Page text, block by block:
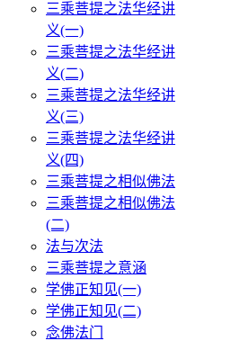
三乘菩提之法华经讲
义(一)
三乘菩提之法华经讲
义(二)
三乘菩提之法华经讲
义(三)
三乘菩提之法华经讲
义(四)
三乘菩提之相似佛法
三乘菩提之相似佛法
(二)
法与次法
三乘菩提之意涵
学佛正知见(一)
学佛正知见(二)
念佛法门